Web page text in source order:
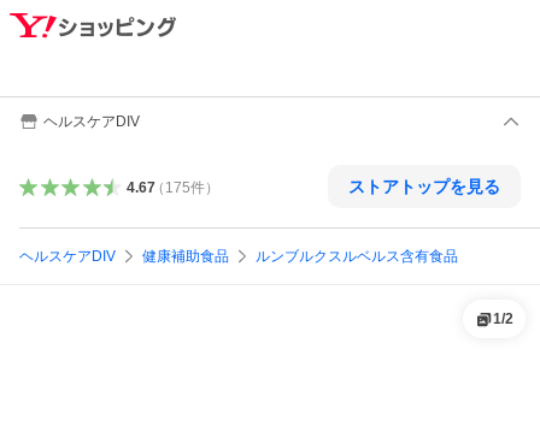
ヘルスケアDIV
4.67（ 175件） ストアトップを見る
ヘルスケアDIV 健康補助食品 ルンブルクスルベルス含有食品
1/2